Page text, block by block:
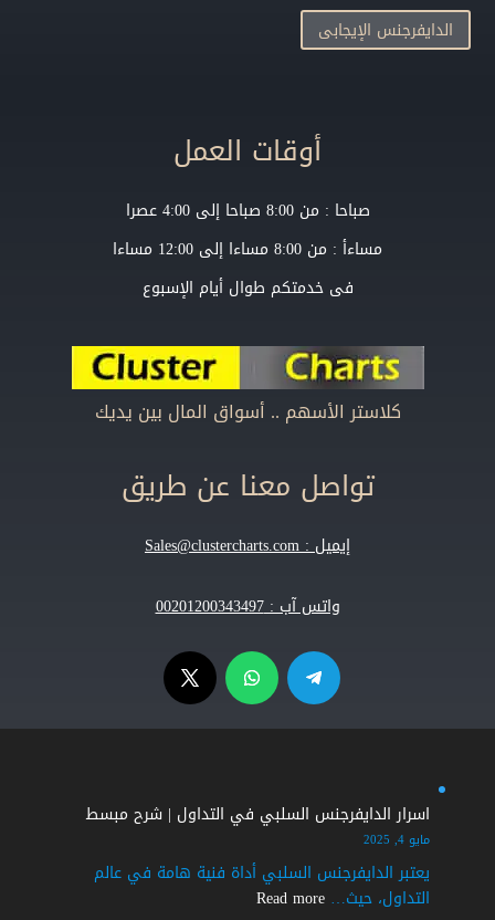
الدايفرجنس الإيجابى
أوقات العمل
صباحا : من 8:00 صباحا إلى 4:00 عصرا
مساءأ : من 8:00 مساءا إلى 12:00 مساءا
فى خدمتكم طوال أيام الإسبوع
كلاستر الأسهم .. أسواق المال بين يديك
تواصل معنا عن طريق
إيميل :Sales@clustercharts.com
واتس آب :00201200343497
اسرار الدايفرجنس السلبي في التداول | شرح مبسط
مايو 4, 2025
يعتبر الدايفرجنس السلبي أداة فنية هامة في عالم
التداول، حيث… Read more
: